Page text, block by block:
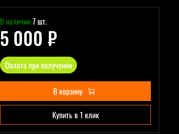
В наличии7 шт.
5 000 ₽
Оплата при получении
В корзину
Купить в 1 клик